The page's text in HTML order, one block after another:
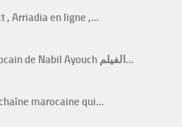
, Arriadia en ligne ,…
Zin Li Fik Le film Marocain de Nabil Ayouch الفيلم…
marocaine qui…